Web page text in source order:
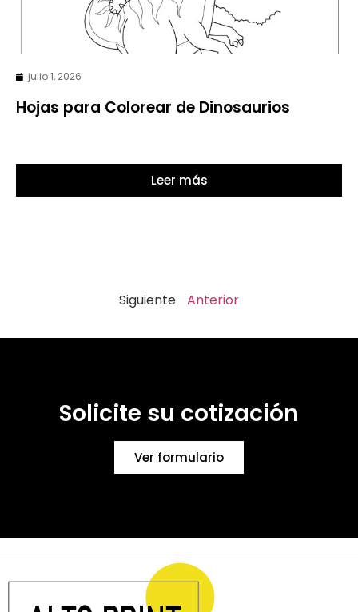
julio 1, 2026
Hojas para Colorear de Dinosaurios
Leer más
Siguiente Anterior
Solicite su cotización
Ver formulario